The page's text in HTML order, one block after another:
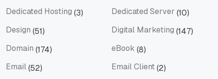
Dedicated Hosting (3) Dedicated Server (10)
Design (51) Digital Marketing (147)
Domain (174) eBook (8)
Email(52) Email Client(2)